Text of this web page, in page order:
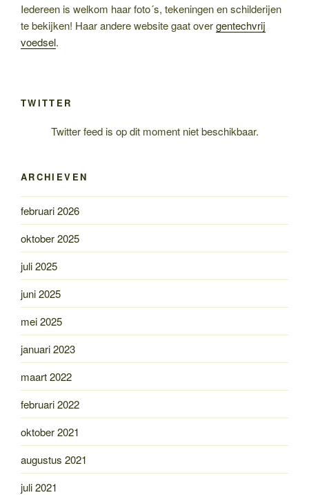
Iedereen is welkom haar foto´s, tekeningen en schilderijen
te bekijken! Haar andere website gaat overgentechvrij
voedsel.
TWITTER
Twitter feed is op dit moment niet beschikbaar.
ARCHIEVEN
februari 2026
oktober 2025
juli 2025
juni 2025
mei 2025
januari 2023
maart 2022
februari 2022
oktober 2021
augustus 2021
juli 2021